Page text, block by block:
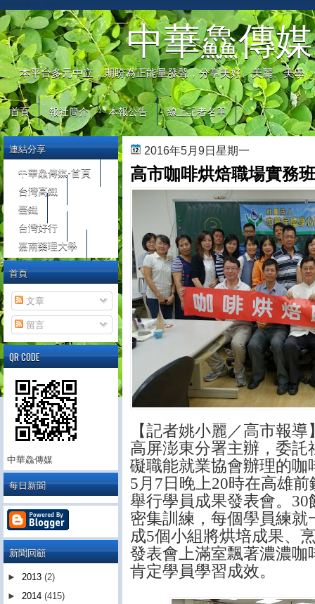
中華鱻傳媒
本平台多元中立，期盼為正能量發聲，分享美好、美麗、美學
首頁 報社簡介 本報公告 線上記者名單
2016年5月9日星期一
高市咖啡烘焙職場實務
【記者姚小麗／高市報導
高屏澎東分署主辦，委
礙職能就業協會辦理的咖
5月 7日晚上20時在高雄前
舉行學員成果發表會。 30
密集訓練，每個學員練
成5個小組將烘培成果、
發表會上滿室飄著濃濃咖
肯定學員學習成效。
連結分享
中華鱻傳媒-首頁
台灣高鐵
臺鐵
台灣好行
嘉南藥理大學
首頁
文章
留言
QR CODE
中華鱻傳媒
每日新聞
新聞回顧
► 2013 (2)
► 2014 (415)